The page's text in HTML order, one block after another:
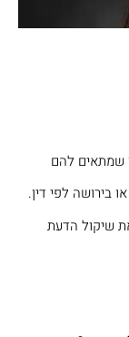
שמתאים להם
בירושה לפי דין.
שיקול הדעת